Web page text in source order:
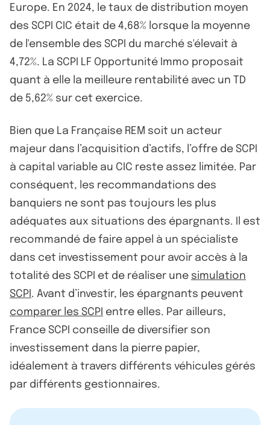
Europe. En 2024, le taux de distribution moyen
des SCPI CIC était de 4,68% lorsque la moyenne
de l'ensemble des SCPI du marché s'élevait à
4,72%. La SCPI LF Opportunité Immo proposait
quant à elle la meilleure rentabilité avec un TD
de 5,62% sur cet exercice.
Bien que La Française REM soit un acteur
majeur dans l’acquisition d’actifs, l’offre de SCPI
à capital variable au CIC reste assez limitée. Par
conséquent, les recommandations des
banquiers ne sont pas toujours les plus
adéquates aux situations des épargnants. Il est
recommandé de faire appel à un spécialiste
dans cet investissement pour avoir accès à la
totalité des SCPI et de réaliser une simulation
SCPI . Avant d’investir, les épargnants peuvent
comparer les SCPI entre elles. Par ailleurs,
France SCPI conseille de diversifier son
investissement dans la pierre papier,
idéalement à travers différents véhicules gérés
par différents gestionnaires.